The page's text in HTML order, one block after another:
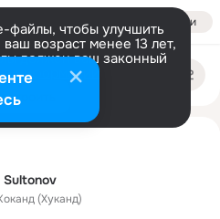
Войти
файлы, чтобы улучшить
возраст менее 13 лет,
должен ваш законный
информации
Sultonov
(Хуканд)